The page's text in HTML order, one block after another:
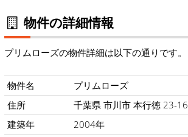
物件の詳細情報
プリムローズの物件詳細は以下の通りです。
物件名
プリムローズ
住所
千葉県 市川市 本行徳 23-16
建築年
2004年